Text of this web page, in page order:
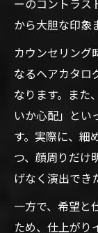
から大胆な印象
カウンセリング
なるヘアカタロ
なります。また
いか心配」とい
す。実際に、細
つ、顔周りだけ
げなく演出でき
一方で、希望と
ため、仕上がり